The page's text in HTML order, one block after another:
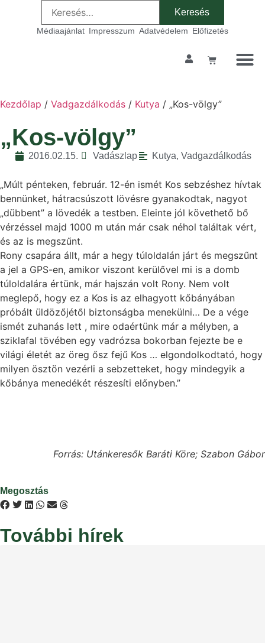
Médiaajánlat Impresszum Adatvédelem Előfizetés
Kezdőlap / Vadgazdálkodás / Kutya / „Kos-völgy”
„Kos-völgy”
2016.02.15. Vadászlap Kutya, Vadgazdálkodás
„Múlt pénteken, február. 12-én ismét Kos sebzéshez hívtak
bennünket, hátracsúszott lövésre gyanakodtak, nagyot
„dübbent” a lövedék a testben. Eleinte jól követhető bő
vérzéssel majd 1000 m után már csak néhol találtak vért,
és az is megszűnt.
Rony csapára állt, már a hegy túloldalán járt és megszűnt
a jel a GPS-en, amikor viszont kerülővel mi is a domb
túloldalára értünk, már hajszán volt Rony. Nem volt
meglepő, hogy ez a Kos is az elhagyott kőbányában
próbált üldözőjétől biztonságba menekülni… De a vége
ismét zuhanás lett , mire odaértünk már a mélyben, a
sziklafal tövében egy vadrózsa bokorban fejezte be e
világi életét az öreg ősz fejű Kos … elgondolkodtató, hogy
milyen ösztön vezérli a sebzetteket, hogy mindegyik a
kőbánya menedékét részesíti előnyben.”
Forrás: Utánkeresők Baráti Köre; Szabon Gábor
Megosztás
További hírek